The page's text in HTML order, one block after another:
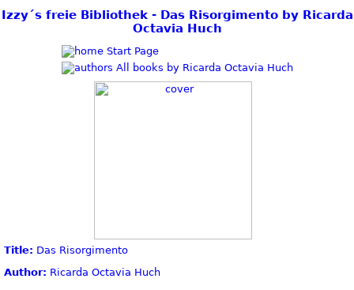
Izzy´s freie Bibliothek - Das Risorgimento by Ricarda
Octavia Huch
Start Page
All books by Ricarda Octavia Huch
Title: Das Risorgimento
Author: Ricarda Octavia Huch